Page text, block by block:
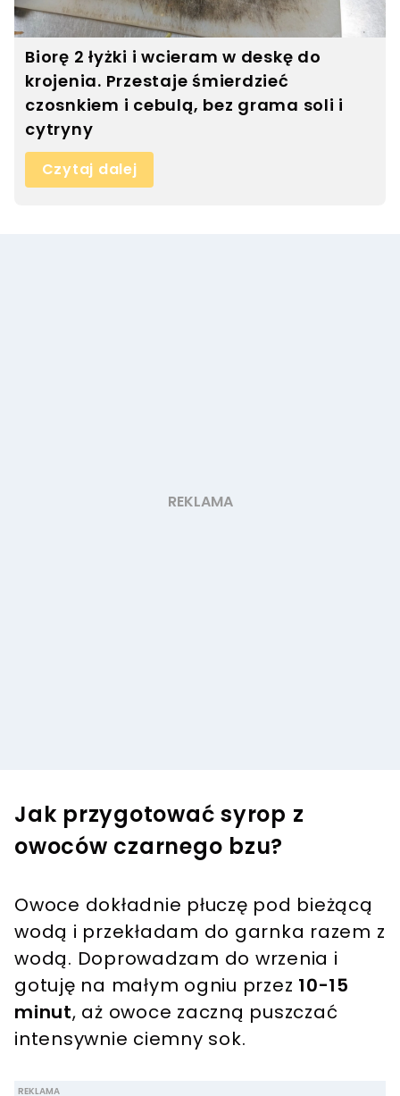
Biorę 2 łyżki i wcieram w deskę do
krojenia. Przestaje śmierdzieć
czosnkiem i cebulą, bez grama soli i
cytryny
Czytaj dalej
Jak przygotować syrop z
owoców czarnego bzu?
Owoce dokładnie płuczę pod bieżącą
wodą i przekładam do garnka razem z
wodą. Doprowadzam do wrzenia i
gotuję na małym ogniu przez 10-15
minut, aż owoce zaczną puszczać
intensywnie ciemny sok.